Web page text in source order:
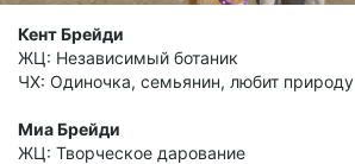
Кент Брейди
ЖЦ: Независимый ботаник
ЧХ: Одиночка, семьянин, любит природу
Миа Брейди
ЖЦ: Творческое дарование